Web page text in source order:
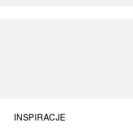
INSPIRACJE